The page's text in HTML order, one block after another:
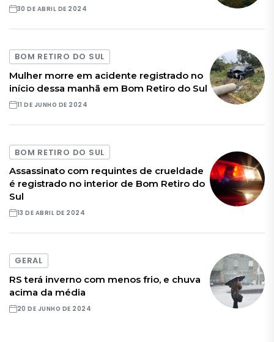
30 DE ABRIL DE 2024
BOM RETIRO DO SUL
Mulher morre em acidente registrado no
início dessa manhã em Bom Retiro do Sul
11 DE JUNHO DE 2024
BOM RETIRO DO SUL
Assassinato com requintes de crueldade
é registrado no interior de Bom Retiro do
Sul
13 DE ABRIL DE 2024
GERAL
RS terá inverno com menos frio, e chuva
acima da média
20 DE JUNHO DE 2024